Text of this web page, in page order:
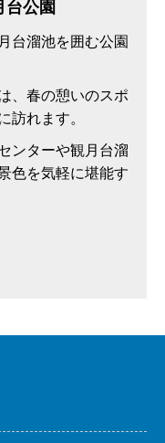
台公園
台溜池を囲む公園
、春の憩いのスポ
訪れます。
ンターや観月台溜
色を気軽に堪能す